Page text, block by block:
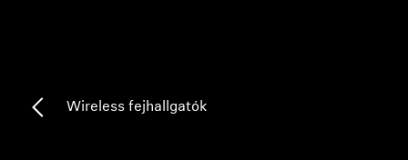
Eredeti hallási alkatrészek és tartozékok
Wireless fejhallgatók